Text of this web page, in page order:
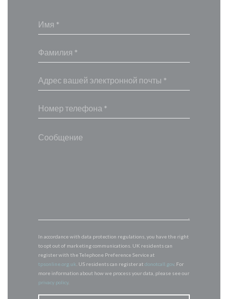
In accordance with data protection regulations, you have the right
to opt out of marketing communications. UK residents can
register with the Telephone Preference Service at
tpsonline.org.uk . US residents can register at donotcall.gov. For
more information about how we process your data, please see our
privacy policy.